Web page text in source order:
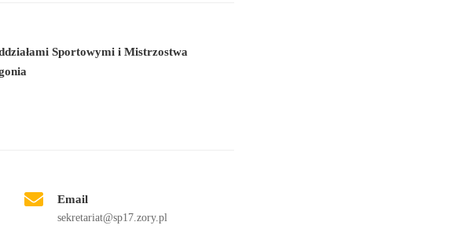
Sportowymi i Mistrzostwa
Email
sekretariat@sp17.zory.pl